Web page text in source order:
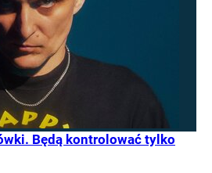
Będą kontrolować tylko